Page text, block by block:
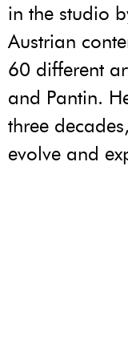
in the studio
Austrian
60 different
and Pantin.
three
evolve and